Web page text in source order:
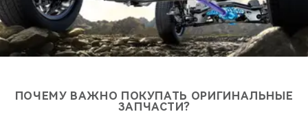
НАШИ МЕРОПРИЯТИЯ
CHERY ДЛЯ ДЕТЕЙ
ПОЧЕМУ ВАЖНО ПОКУПАТЬ ОРИГИНАЛЬНЫЕ
ЗАПЧАСТИ?